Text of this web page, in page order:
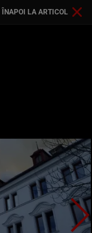
ÎNAPOI LA ARTICOL